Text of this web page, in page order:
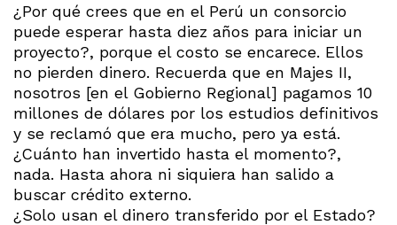
¿Por qué crees que en el Perú un consorcio
puede esperar hasta diez años para iniciar un
proyecto?, porque el costo se encarece. Ellos
no pierden dinero. Recuerda que en Majes II,
nosotros [en el Gobierno Regional] pagamos 10
millones de dólares por los estudios definitivos
y se reclamó que era mucho, pero ya está.
¿Cuánto han invertido hasta el momento?,
nada. Hasta ahora ni siquiera han salido a
buscar crédito externo.
¿Solo usan el dinero transferido por el Estado?